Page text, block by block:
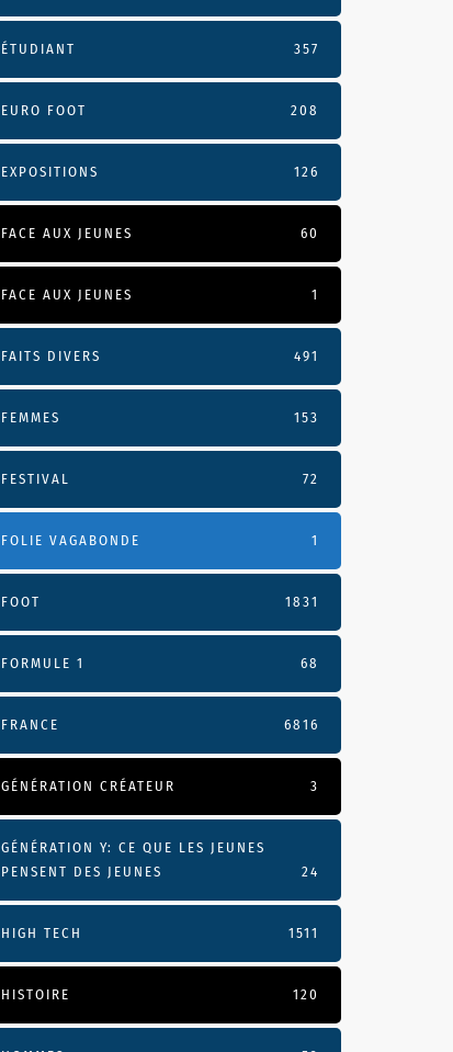
ÉTUDIANT 357
EURO FOOT 208
EXPOSITIONS 126
FACE AUX JEUNES 60
FACE AUX JEUNES 1
FAITS DIVERS 491
FEMMES 153
FESTIVAL 72
FOLIE VAGABONDE 1
FOOT 1831
FORMULE 1 68
FRANCE 6816
GÉNÉRATION CRÉATEUR 3
GÉNÉRATION Y: CE QUE LES JEUNES
PENSENT DES JEUNES
24
HIGH TECH 1511
HISTOIRE 120